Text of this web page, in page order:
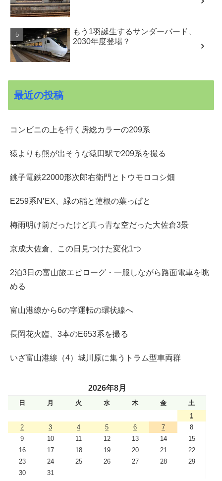
もう1羽誕生するサンダーバード、
2030年度登場？
最近の投稿
コンビニの上を行く房総カラーの209系
猿よりも熊が出そうな猿田駅で209系を撮る
銚子電鉄22000形次郎右衛門とトウモロコシ畑
E259系N’EX、緑の稲と蓮根の葉っぱと
梅雨明け前だったけど真っ青な空だった大佐倉3景
京成大佐倉、この日見つけた変化1つ
2泊3日の富山旅エピローグ・一服しながら路面電車を眺
める
富山港線から6の字運転の環状線へ
長岡花火臨、3本のE653系を撮る
いざ富山港線（4）城川原に集うトラム型車両群
2026年8月
日 月 火 水 木 金
土
1
2
3 4 5 6 7
8
9
10 11 12 13 14
15
16
17 18 19 20 21
22
23
24 25 26 27 28
29
30
31